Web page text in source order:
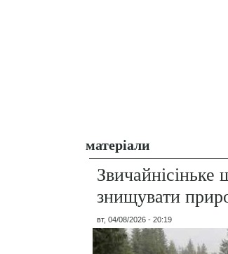
матеріали
знищувати
вт, 04/08/2026 - 20:19